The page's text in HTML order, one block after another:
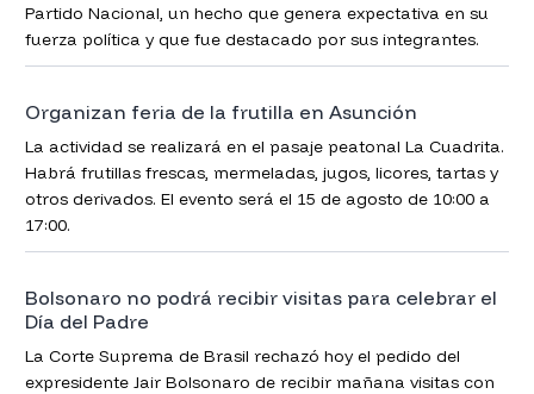
Partido Nacional, un hecho que genera expectativa en su
fuerza política y que fue destacado por sus integrantes.
Organizan feria de la frutilla en Asunción
La actividad se realizará en el pasaje peatonal La Cuadrita.
Habrá frutillas frescas, mermeladas, jugos, licores, tartas y
otros derivados. El evento será el 15 de agosto de 10:00 a
17:00.
Bolsonaro no podrá recibir visitas para celebrar el
Día del Padre
La Corte Suprema de Brasil rechazó hoy el pedido del
expresidente Jair Bolsonaro de recibir mañana visitas con